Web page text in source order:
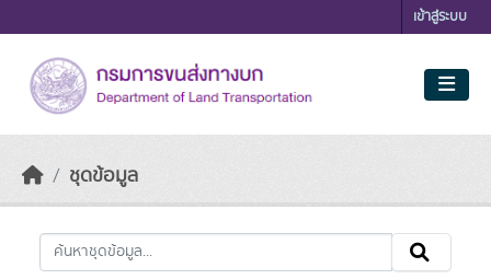
เข้าสู่ระบบ
ชุดข้อมูล